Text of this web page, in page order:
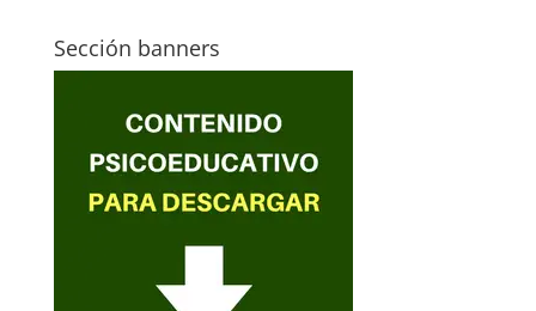
Sección banners